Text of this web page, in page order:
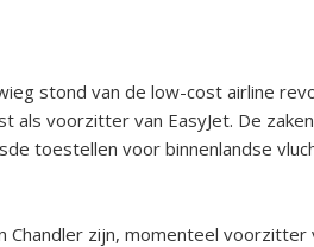
stond van de low-cost airline
als voorzitter van EasyJet. De
toestellen voor binnenlandse
Chandler zijn, momenteel